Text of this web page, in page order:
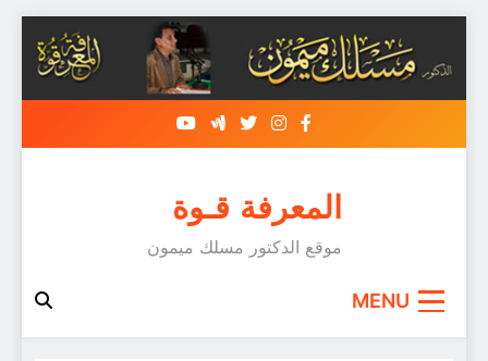
content
المعرفة قـوة
موقع الدكتور مسلك ميمون
MENU